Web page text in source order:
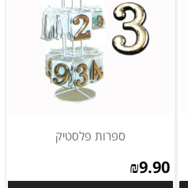
ספרות פלסטיק
₪9.90